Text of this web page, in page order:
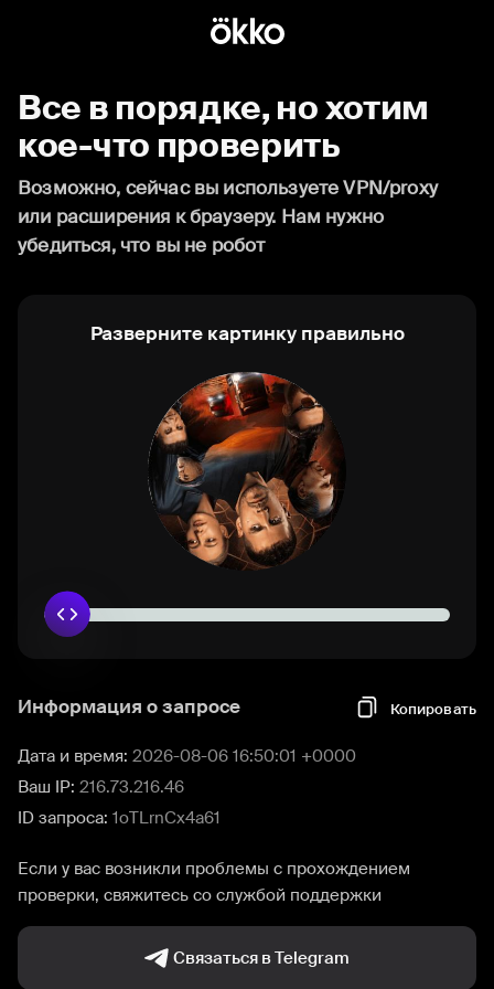
Все в порядке, но хотим
кое-что проверить
Возможно, сейчас вы используете VPN/proxy
или расширения к браузеру. Нам нужно
убедиться, что вы не робот
Разверните картинку правильно
Информация о запросе Копировать
Дата и время: 2026-08-06 16:50:01 +0000
Ваш IP: 216.73.216.46
ID запроса: 1oTLrnCx4a61
Если у вас возникли проблемы с прохождением
проверки, свяжитесь со службой поддержки
Связаться в Telegram